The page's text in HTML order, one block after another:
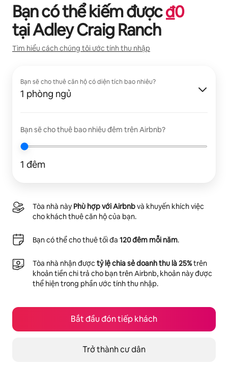
Bạn có thể kiếm được₫0
tạiAdley Craig Ranch
Tìm hiểu cách chúng tôi ước tính thu nhập
Bạn sẽ cho thuê căn hộ có diện tích bao nhiêu?
1 phòng ngủ
Bạn sẽ cho thuê bao nhiêu đêm trên Airbnb?
1 đêm
Tòa nhà này Phù hợp với Airbnbvà khuyến khích việc
cho khách thuê căn hộ của bạn.
Bạn có thể cho thuê tối đa 120 đêm mỗi năm.
Tòa nhà nhận được tỷ lệ chia sẻ doanh thu là 25%trên
khoản tiền chi trả cho bạn trên Airbnb, khoản này được
thể hiện trong phần ước tính thu nhập.
Bắt đầu đón tiếp khách
Trở thành cư dân